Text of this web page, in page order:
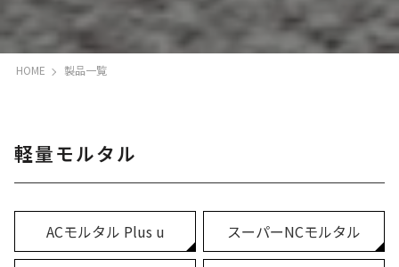
HOME 製品一覧
軽量モルタル
ACモルタル Plus u スーパーNCモルタル